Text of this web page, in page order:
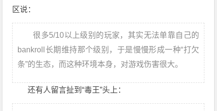
区说：
很多5/10以上级别的玩家，其实无法单靠自己的
bankroll长期维持那个级别，于是慢慢形成一种“打欠
条”的生态，而这种环境本身，对游戏伤害很大。
还有人留言扯到“毒王”头上：